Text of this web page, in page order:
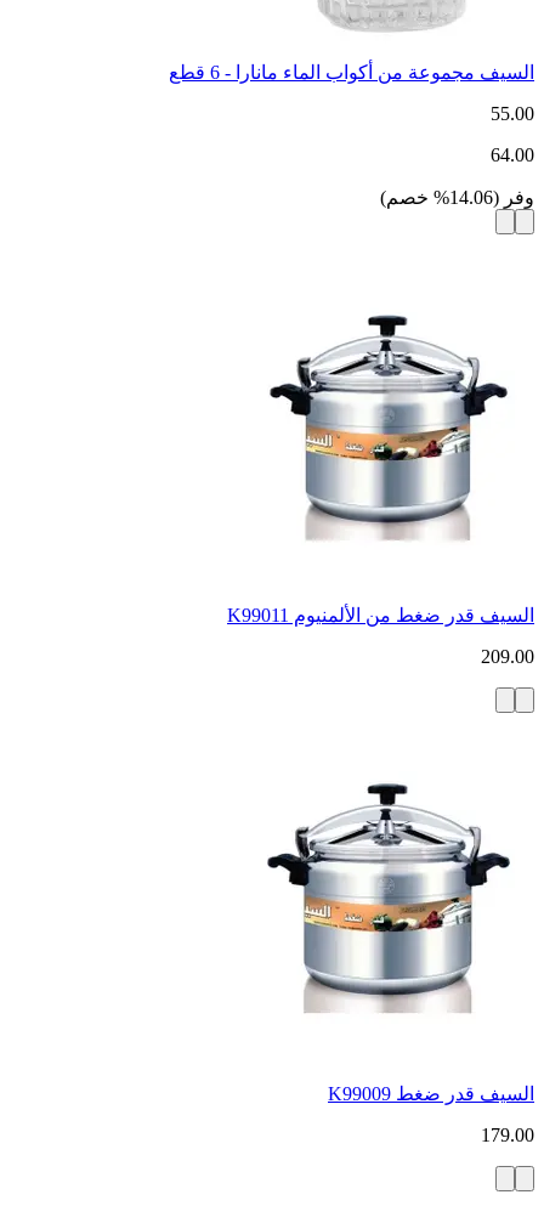
السيف مجموعة من أكواب الماء مانارا - 6 قطع
55.00
64.00
وفر (
14.06
% خصم)
السيف قدر ضغط من الألمنيوم K99011
209.00
السيف قدر ضغط K99009
179.00